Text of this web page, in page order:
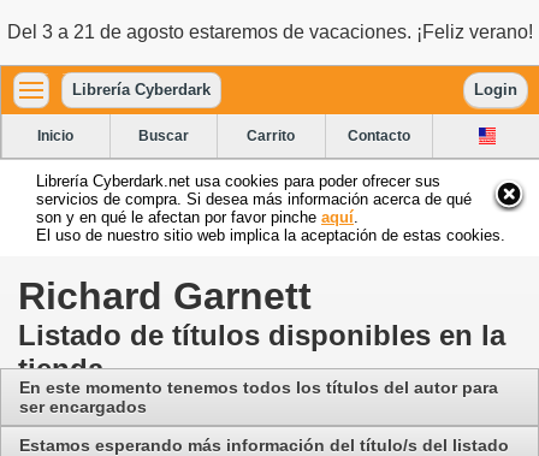
Del 3 a 21 de agosto estaremos de vacaciones. ¡Feliz verano!
Librería Cyberdark Login
Inicio Buscar Carrito Contacto
Librería Cyberdark.net usa cookies para poder ofrecer sus
servicios de compra. Si desea más información acerca de qué
son y en qué le afectan por favor pinche aquí
El uso de nuestro sitio web implica la aceptación de estas cookies.
Richard Garnett
Listado de títulos disponibles en la
tienda
En este momento tenemos todos los títulos del autor para
ser encargados
Estamos esperando más información del título/s del listado